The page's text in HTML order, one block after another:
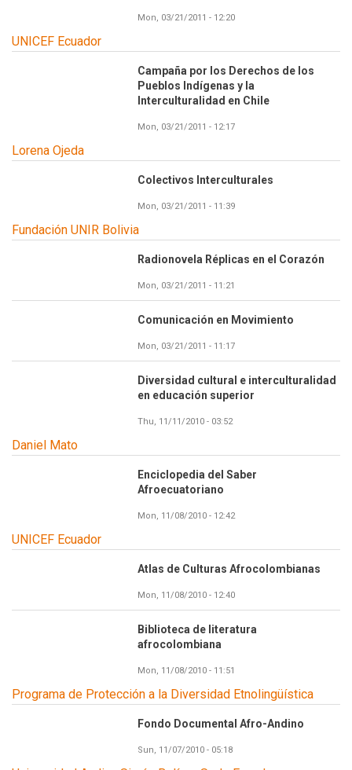
Mon, 03/21/2011 - 12:20
UNICEF Ecuador
Campaña por los Derechos de los
Pueblos Indígenas y la
Interculturalidad en Chile
Mon, 03/21/2011 - 12:17
Lorena Ojeda
Colectivos Interculturales
Mon, 03/21/2011 - 11:39
Fundación UNIR Bolivia
Radionovela Réplicas en el Corazón
Mon, 03/21/2011 - 11:21
Comunicación en Movimiento
Mon, 03/21/2011 - 11:17
Diversidad cultural e interculturalidad
en educación superior
Thu, 11/11/2010 - 03:52
Daniel Mato
Enciclopedia del Saber
Afroecuatoriano
Mon, 11/08/2010 - 12:42
UNICEF Ecuador
Atlas de Culturas Afrocolombianas
Mon, 11/08/2010 - 12:40
Biblioteca de literatura
afrocolombiana
Mon, 11/08/2010 - 11:51
Programa de Protección a la Diversidad Etnolingüística
Fondo Documental Afro-Andino
Sun, 11/07/2010 - 05:18